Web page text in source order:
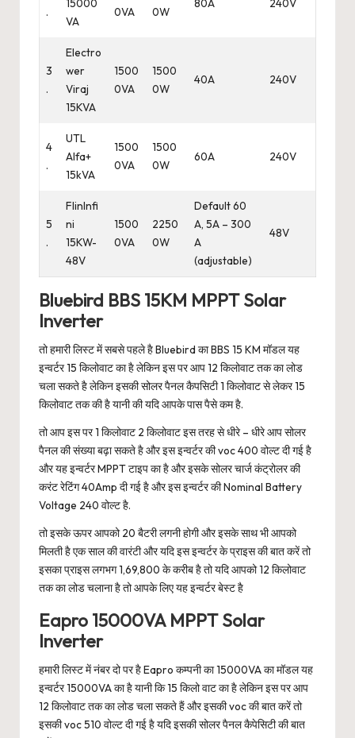
.
15000
VA
0VA
0W
80A 240V
3
.
Electro
wer
Viraj
15KVA
1500
0VA
1500
0W
40A 240V
4
.
UTL
Alfa+
15kVA
1500
0VA
1500
0W
60A 240V
5
.
FlinInfi
ni
15KW-
48V
1500
0VA
2250
0W
Default 60
A, 5A – 300
A
(adjustable)
48V
Bluebird BBS 15KM MPPT Solar
Inverter
तो हमारी लिस्ट में सबसे पहले है Bluebird का BBS 15 KM मॉडल यह
इन्वर्टर 15 किलोवाट का है लेकिन इस पर आप 12 किलोवाट तक का लोड
चला सकते है लेकिन इसकी सोलर पैनल कैपसिटी 1 किलोवाट से लेकर 15
किलोवाट तक की है यानी की यदि आपके पास पैसे कम है.
तो आप इस पर 1 किलोवाट 2 किलोवाट इस तरह से धीरे – धीरे आप सोलर
पैनल की संख्या बढ़ा सकते है और इस इन्वर्टर की voc 400 वोल्ट दी गई है
और यह इन्वर्टर MPPT टाइप का है और इसके सोलर चार्ज कंट्रोलर की
करंट रेटिंग 40Amp दी गई है और इस इन्वर्टर की Nominal Battery
Voltage 240 वोल्ट है.
तो इसके ऊपर आपको 20 बैटरी लगनी होगी और इसके साथ भी आपको
मिलती है एक साल की वारंटी और यदि इस इन्वर्टर के प्राइस की बात करें तो
इसका प्राइस लगभग 1,69,800 के करीब है तो यदि आपको 12 किलोवाट
तक का लोड चलाना है तो आपके लिए यह इन्वर्टर बेस्ट है
Eapro 15000VA MPPT Solar
Inverter
हमारी लिस्ट में नंबर दो पर है Eapro कम्पनी का 15000VA का मॉडल यह
इन्वर्टर 15000VA का है यानी कि 15 किलो वाट का है लेकिन इस पर आप
12 किलोवाट तक का लोड चला सकते हैं और इसकी voc की बात करें तो
इसकी voc 510 वोल्ट दी गई है यदि इसकी सोलर पैनल कैपेसिटी की बात